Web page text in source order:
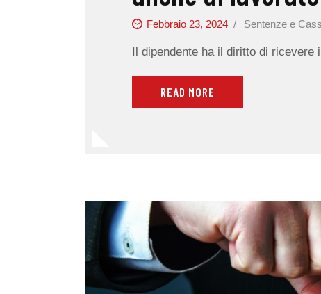
Febbraio 23, 2024 Sentenze e
Il dipendente ha il diritto di ricevere
READ MORE